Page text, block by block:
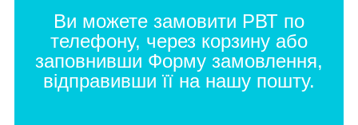
Ви можете замовити РВТ по
телефону, через корзину або
заповнивши Форму замовлення,
відправивши її на нашу пошту.